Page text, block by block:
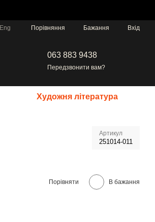
Eng Порівняння Бажання Вхід
063 883 9438
Передзвонити вам?
Художня література
Артикул
251014-011
Порівняти В бажання